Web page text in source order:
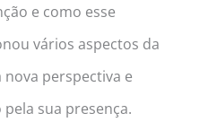
e como esse
vários aspectos da
perspectiva e
sua presença.